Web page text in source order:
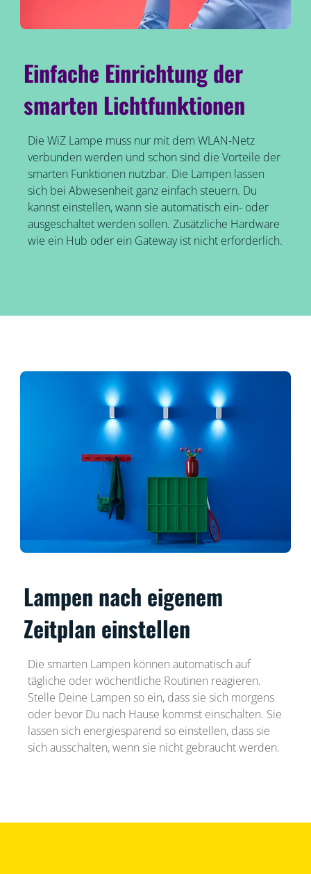
Einfache Einrichtung der
smarten Lichtfunktionen
Die WiZ Lampe muss nur mit dem WLAN-Netz
verbunden werden und schon sind die Vorteile der
smarten Funktionen nutzbar. Die Lampen lassen
sich bei Abwesenheit ganz einfach steuern. Du
kannst einstellen, wann sie automatisch ein- oder
ausgeschaltet werden sollen. Zusätzliche Hardware
wie ein Hub oder ein Gateway ist nicht erforderlich.
Lampen nach eigenem
Zeitplan einstellen
Die smarten Lampen können automatisch auf
tägliche oder wöchentliche Routinen reagieren.
Stelle Deine Lampen so ein, dass sie sich morgens
oder bevor Du nach Hause kommst einschalten. Sie
lassen sich energiesparend so einstellen, dass sie
sich ausschalten, wenn sie nicht gebraucht werden.